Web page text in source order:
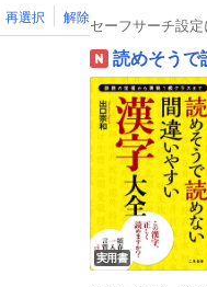
再選択 解除セーフサーチ設
読めそうで
実用書